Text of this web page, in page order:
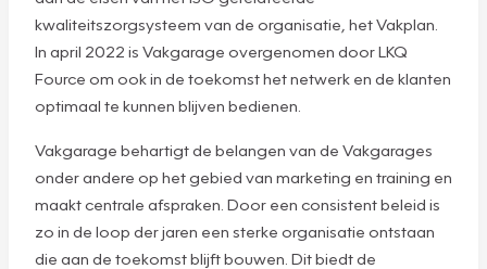
kwaliteitszorgsysteem van de organisatie, het Vakplan.
In april 2022 is Vakgarage overgenomen door LKQ
Fource om ook in de toekomst het netwerk en de klanten
optimaal te kunnen blijven bedienen.
Vakgarage behartigt de belangen van de Vakgarages
onder andere op het gebied van marketing en training en
maakt centrale afspraken. Door een consistent beleid is
zo in de loop der jaren een sterke organisatie ontstaan
die aan de toekomst blijft bouwen. Dit biedt de